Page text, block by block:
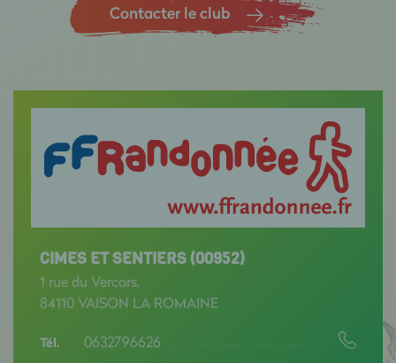
Contacter le club
CIMES ET SENTIERS (00952)
1 rue du Vercors,
84110 VAISON LA ROMAINE
Tél. 0632796626